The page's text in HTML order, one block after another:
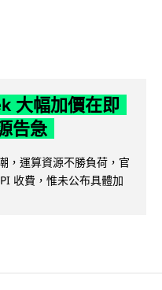
大幅加價在即
告急
，運算資源不勝負荷，官
收費，惟未公布具體加